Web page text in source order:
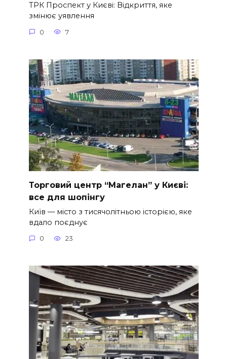
ТРК Проспект у Києві: Відкриття, яке
змінює уявлення
0 7
Торговий центр “Магелан” у Києві:
все для шопінгу
Київ — місто з тисячолітньою історією, яке
вдало поєднує
0 23